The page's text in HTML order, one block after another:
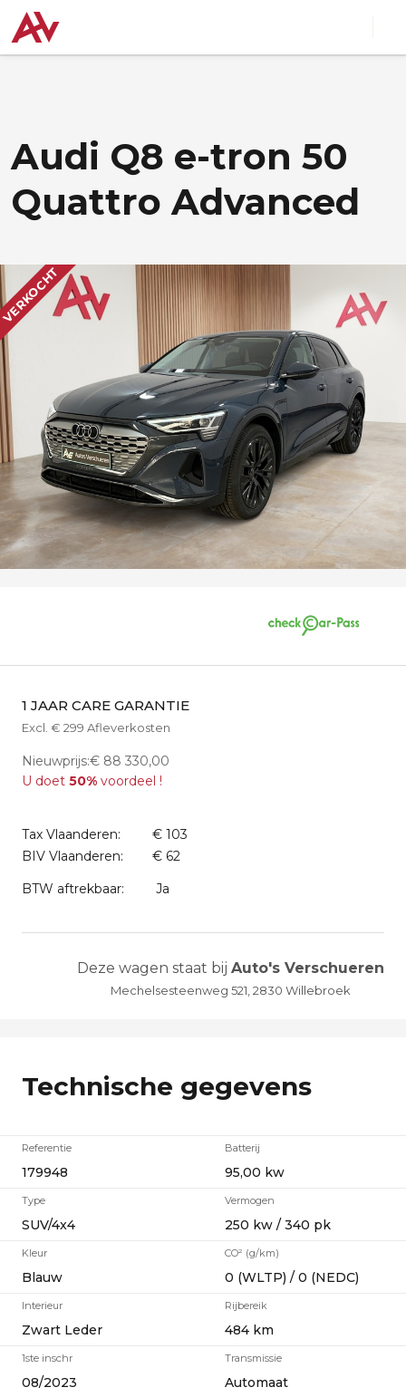
Audi Q8 e-tron 50
Quattro Advanced
VERKOCHT
1 JAAR CARE GARANTIE
Excl. € 299 Afleverkosten
Nieuwprijs:€ 88 330,00
U doet 50% voordeel !
Tax Vlaanderen:
€ 103
BIV Vlaanderen:
€ 62
BTW aftrekbaar:
Ja
Deze wagen staat bij Auto's Verschueren
Mechelsesteenweg 521, 2830 Willebroek
Technische gegevens
Referentie
179948
Type
SUV/4x4
Kleur
Blauw
Interieur
Zwart Leder
1ste inschr
08/2023
Batterij
95,00 kw
Vermogen
250 kw / 340 pk
CO² (g/km)
0 (WLTP) / 0 (NEDC)
Rijbereik
484 km
Transmissie
Automaat